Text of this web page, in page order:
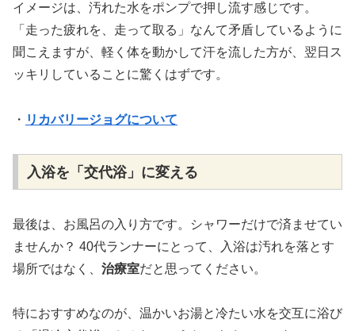
イメージは、汚れた水をポンプで押し流す感じです。
「走った疲れを、走って取る」なんて矛盾しているように
聞こえますが、軽く体を動かして汗を流した方が、翌日ス
ッキリしていることに驚くはずです。
・ リカバリージョグについて
入浴を「交代浴」に変える
最後は、お風呂の入り方です。シャワーだけで済ませてい
ませんか？ 40代ランナーにとって、入浴は汚れを落とす
場所ではなく、 治療室だと思ってください。
特におすすめなのが、温かいお湯と冷たい水を交互に浴び